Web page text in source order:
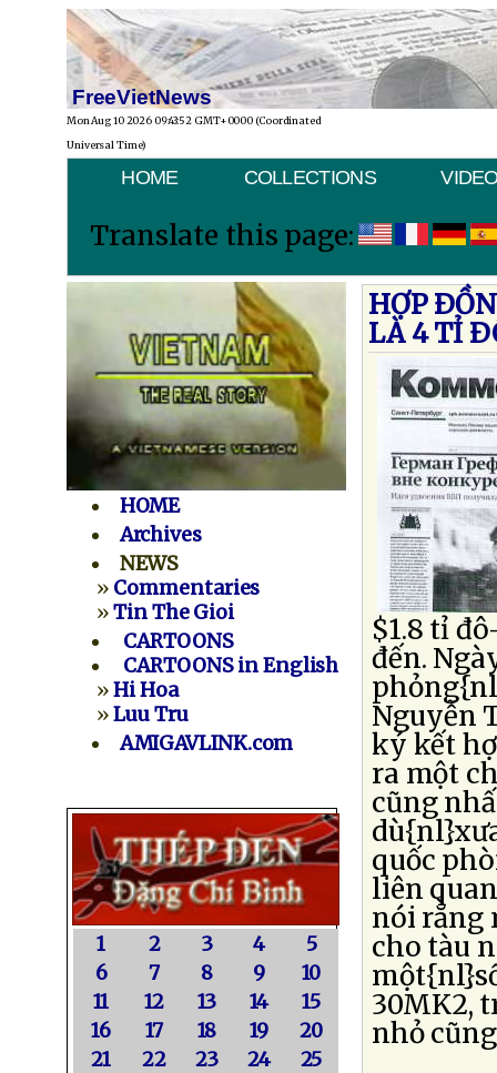
FreeVietNews
Mon Aug 10 2026 09:43:52 GMT+0000 (Coordinated
Universal Time)
HOME COLLECTIONS
Translate this page:
HOME
Archives
NEWS
» Commentaries
»Tin The Gioi
CARTOONS
CARTOONS in English
»Hi Hoa
»Luu Tru
AMIGAVLINK.com
1 2 3 4
5
6
7 8 9
10
11
12 13 14
15
16
17 18 19
20
21
22 23 24
25
HỢP
LÀ 4 TỈ
$1.8 tỉ
đến.
Nguyễn
ký kết
ra một
cũng
quốc
liên
nói rằng
cho tàu
30MK2,
nhỏ